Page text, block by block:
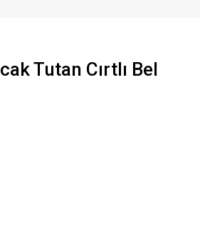
Tutan Cırtlı Bel